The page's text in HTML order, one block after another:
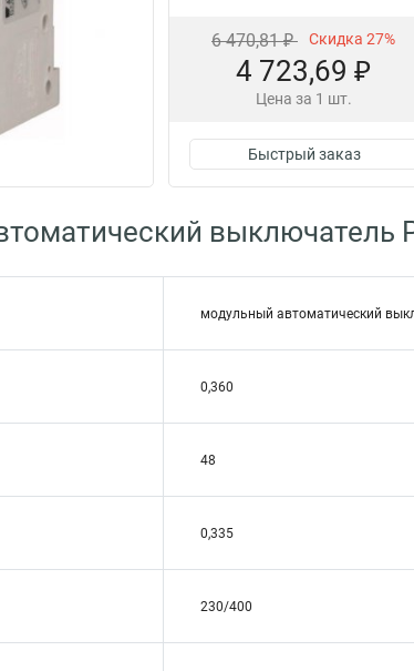
6 470,81 ₽ Скидка 27%
4 723,69 ₽
Цена за 1 шт.
Быстрый заказ
выключатель
модульный автоматический
0,360
48
0,335
230/400